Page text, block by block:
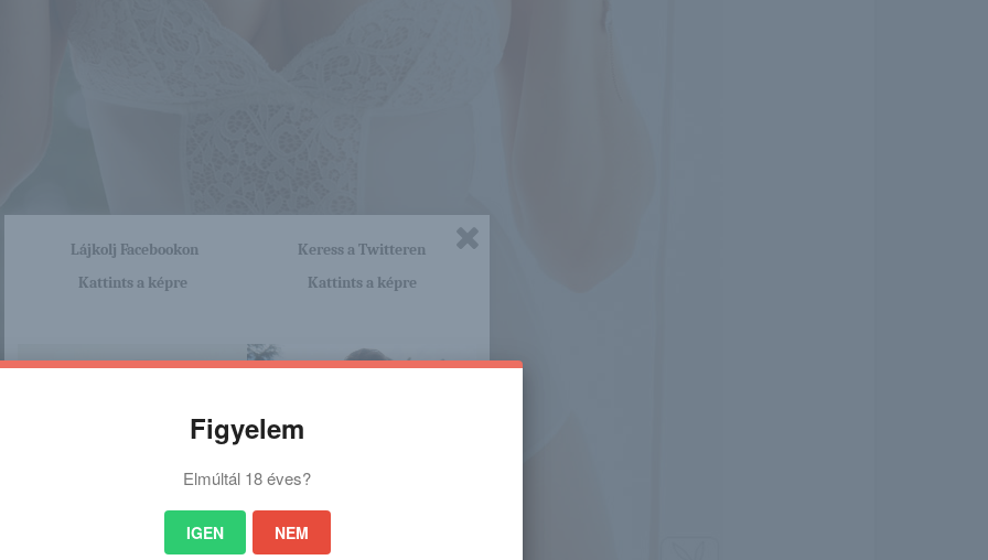
Lájkolj Facebookon
Kattints a képre
Keress a Twitteren
Kattints a képre
Figyelem
Elmúltál 18 éves?
IGEN NEM